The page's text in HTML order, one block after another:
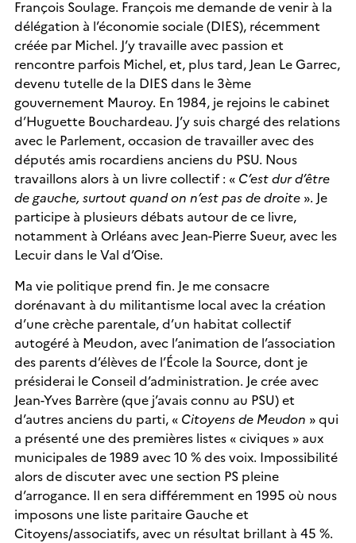
François Soulage. François me demande de venir à la
délégation à l’économie sociale (DIES), récemment
créée par Michel. J’y travaille avec passion et
rencontre parfois Michel, et, plus tard, Jean Le Garrec,
devenu tutelle de la DIES dans le 3ème
gouvernement Mauroy. En 1984, je rejoins le cabinet
d’Huguette Bouchardeau. J’y suis chargé des relations
avec le Parlement, occasion de travailler avec des
députés amis rocardiens anciens du PSU. Nous
travaillons alors à un livre collectif : « C’est dur d’être
de gauche, surtout quand on n’est pas de droite ». Je
participe à plusieurs débats autour de ce livre,
notamment à Orléans avec Jean-Pierre Sueur, avec les
Lecuir dans le Val d’Oise.
Ma vie politique prend fin. Je me consacre
dorénavant à du militantisme local avec la création
d’une crèche parentale, d’un habitat collectif
autogéré à Meudon, avec l’animation de l’association
des parents d’élèves de l’École la Source, dont je
présiderai le Conseil d’administration. Je crée avec
Jean-Yves Barrère (que j’avais connu au PSU) et
d’autres anciens du parti, « Citoyens de Meudon » qui
a présenté une des premières listes « civiques » aux
municipales de 1989 avec 10 % des voix. Impossibilité
alors de discuter avec une section PS pleine
d’arrogance. Il en sera différemment en 1995 où nous
imposons une liste paritaire Gauche et
Citoyens/associatifs, avec un résultat brillant à 45 %.